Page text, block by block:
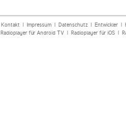
Kontakt| Impressum| Datenschutz| Entwickler|
Radioplayer für Android TV| Radioplayer für iOS|